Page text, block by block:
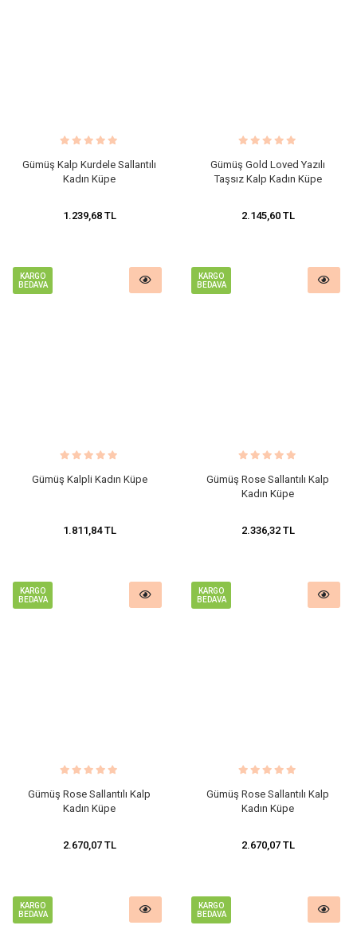
Gümüş Kalp Kurdele Sallantılı
Kadın Küpe
1.239,68 TL
Gümüş Gold Loved Yazılı
Taşsız Kalp Kadın Küpe
2.145,60 TL
KARGO
BEDAVA
Gümüş Kalpli Kadın Küpe
1.811,84 TL
KARGO
BEDAVA
​Gümüş Rose Sallantılı Kalp
Kadın Küpe
2.336,32 TL
KARGO
BEDAVA
​Gümüş Rose Sallantılı Kalp
Kadın Küpe
2.670,07 TL
KARGO
BEDAVA
​Gümüş Rose Sallantılı Kalp
Kadın Küpe
2.670,07 TL
KARGO
BEDAVA
KARGO
BEDAVA